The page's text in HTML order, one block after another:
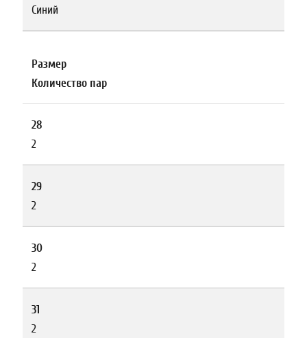
Синий
Размер
Количество пар
28
2
29
2
30
2
31
2